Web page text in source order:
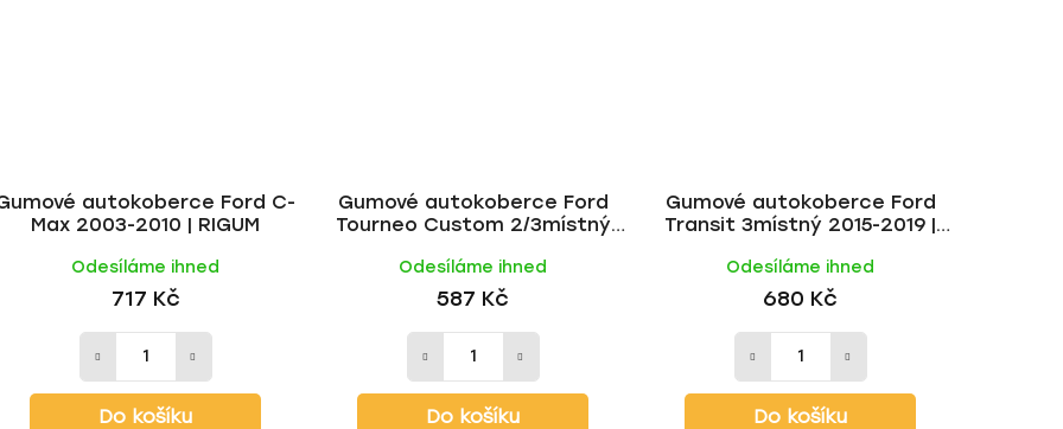
autokoberce Ford C-
Max 2003-2010 | RIGUM
Odesíláme ihned
717 Kč
Do košíku
Gumové autokoberce Ford
Tourneo Custom 2/3místný
Odesíláme ihned
587 Kč
Do košíku
Gumové autokoberce Ford
Transit 3místný 2015-2019 |
Odesíláme ihned
680 Kč
Do košíku